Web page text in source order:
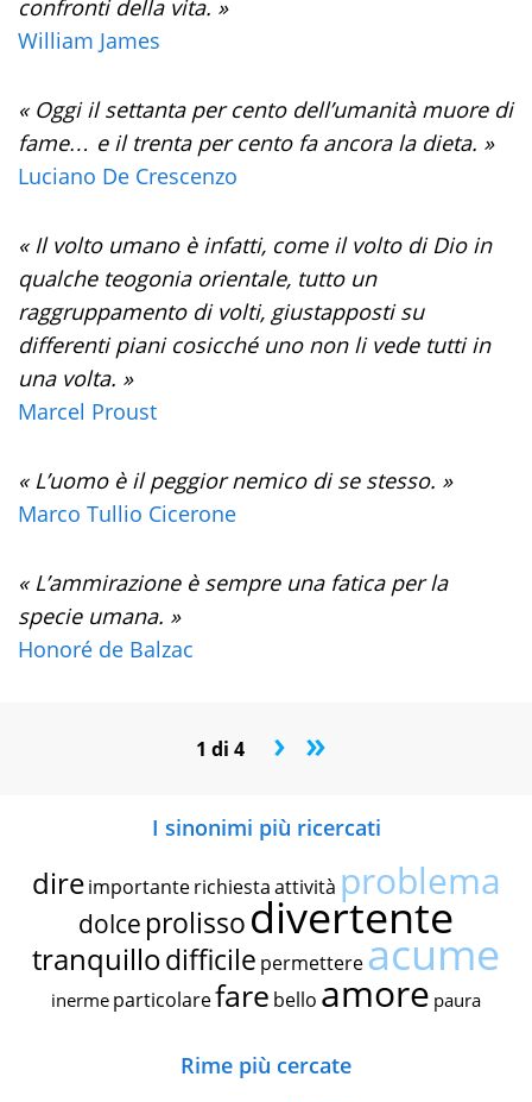
confronti della vita. »
William James
« Oggi il settanta per cento dell’umanità muore di
fame… e il trenta per cento fa ancora la dieta. »
Luciano De Crescenzo
« Il volto umano è infatti, come il volto di Dio in
qualche teogonia orientale, tutto un
raggruppamento di volti, giustapposti su
differenti piani cosicché uno non li vede tutti in
una volta. »
Marcel Proust
« L’uomo è il peggior nemico di se stesso. »
Marco Tullio Cicerone
« L’ammirazione è sempre una fatica per la
specie umana. »
Honoré de Balzac
1 di 4 › »
I sinonimi più ricercati
dire importante richiestaattività problema
dolce prolissodivertente
tranquillodifficile permettereacume
inerme particolarefare bello amore paura
Rime più cercate